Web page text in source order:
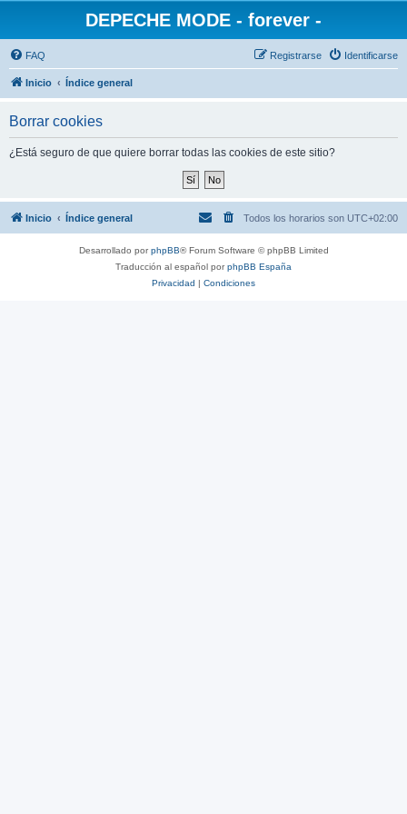
DEPECHE MODE - forever -
FAQ Identificarse
Registrarse
Inicio Índice general
Borrar cookies
¿Está seguro de que quiere borrar todas las cookies de este sitio?
Inicio Índice general Todos los horarios son UTC+02:00
Desarrollado porphpBB® Forum Software © phpBB Limited
Traducción al español porphpBB España
Privacidad | Condiciones